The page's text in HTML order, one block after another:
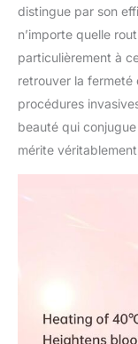
distingue par son
n’importe quelle
particulièrement à
retrouver la fermeté
procédures
beauté qui
mérite